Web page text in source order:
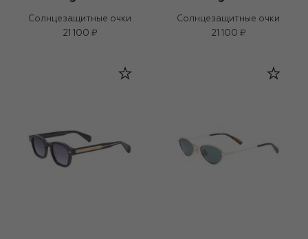
Солнцезащитные очки
21 100 ₽
Солнцезащитные очки
21 100 ₽